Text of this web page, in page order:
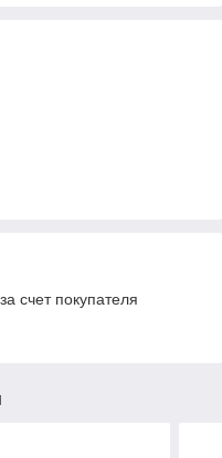
счет покупателя